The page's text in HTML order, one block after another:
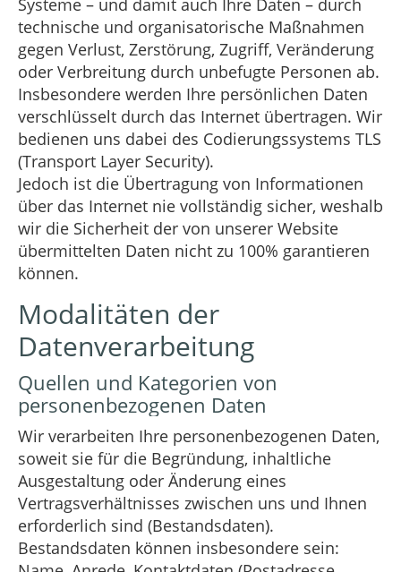
Systeme – und damit auch Ihre Daten – durch
technische und organisatorische Maßnahmen
gegen Verlust, Zerstörung, Zugriff, Veränderung
oder Verbreitung durch unbefugte Personen ab.
Insbesondere werden Ihre persönlichen Daten
verschlüsselt durch das Internet übertragen. Wir
bedienen uns dabei des Codierungssystems TLS
(Transport Layer Security).
Jedoch ist die Übertragung von Informationen
über das Internet nie vollständig sicher, weshalb
wir die Sicherheit der von unserer Website
übermittelten Daten nicht zu 100% garantieren
können.
Modalitäten der
Datenverarbeitung
Quellen und Kategorien von
personenbezogenen Daten
Wir verarbeiten Ihre personenbezogenen Daten,
soweit sie für die Begründung, inhaltliche
Ausgestaltung oder Änderung eines
Vertragsverhältnisses zwischen uns und Ihnen
erforderlich sind (Bestandsdaten).
Bestandsdaten können insbesondere sein: